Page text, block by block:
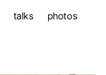
talks
photos